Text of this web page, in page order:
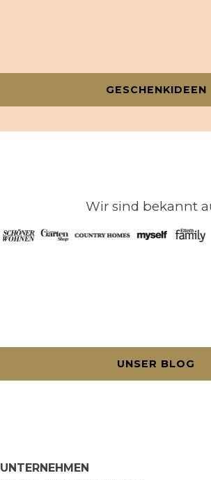
GESCHENKIDEEN
Wir sind bekannt
UNSER BLOG
UNTERNEHMEN